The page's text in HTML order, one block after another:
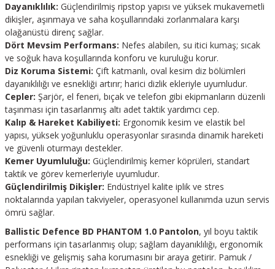
Dayanıklılık: Güçlendirilmiş ripstop yapısı ve yüksek mukavemetli
dikişler, aşınmaya ve saha koşullarındaki zorlanmalara karşı
olağanüstü direnç sağlar.
Dört Mevsim Performans: Nefes alabilen, su itici kumaş; sıcak
ve soğuk hava koşullarında konforu ve kuruluğu korur.
Diz Koruma Sistemi: Çift katmanlı, oval kesim diz bölümleri
dayanıklılığı ve esnekliği artırır; harici dizlik ekleriyle uyumludur.
Cepler: Şarjör, el feneri, bıçak ve telefon gibi ekipmanların düzenli
taşınması için tasarlanmış altı adet taktik yardımcı cep.
Kalıp & Hareket Kabiliyeti: Ergonomik kesim ve elastik bel
yapısı, yüksek yoğunluklu operasyonlar sırasında dinamik hareketi
ve güvenli oturmayı destekler.
Kemer Uyumluluğu: Güçlendirilmiş kemer köprüleri, standart
taktik ve görev kemerleriyle uyumludur.
Güçlendirilmiş Dikişler: Endüstriyel kalite iplik ve stres
noktalarında yapılan takviyeler, operasyonel kullanımda uzun servis
ömrü sağlar.
Ballistic Defence BD PHANTOM 1.0 Pantolon, yıl boyu taktik
performans için tasarlanmış olup; sağlam dayanıklılığı, ergonomik
esnekliği ve gelişmiş saha korumasını bir araya getirir. Pamuk /